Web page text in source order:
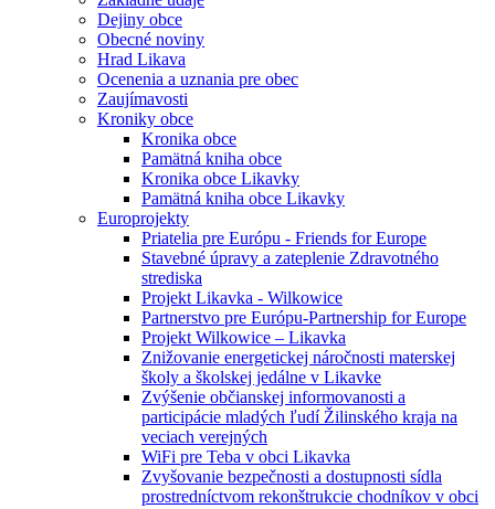
Dejiny obce
Obecné noviny
Hrad Likava
Ocenenia a uznania pre obec
Zaujímavosti
Kroniky obce
Kronika obce
Pamätná kniha obce
Kronika obce Likavky
Pamätná kniha obce Likavky
Europrojekty
Priatelia pre Európu - Friends for Europe
Stavebné úpravy a zateplenie Zdravotného
strediska
Projekt Likavka - Wilkowice
Partnerstvo pre Európu-Partnership for Europe
Projekt Wilkowice – Likavka
Znižovanie energetickej náročnosti materskej
školy a školskej jedálne v Likavke
Zvýšenie občianskej informovanosti a
participácie mladých ľudí Žilinského kraja na
veciach verejných
WiFi pre Teba v obci Likavka
Zvyšovanie bezpečnosti a dostupnosti sídla
prostredníctvom rekonštrukcie chodníkov v obci